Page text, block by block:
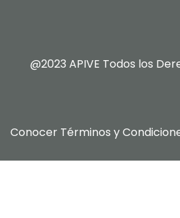
@2023 APIVE Todos los
Conocer Términos y